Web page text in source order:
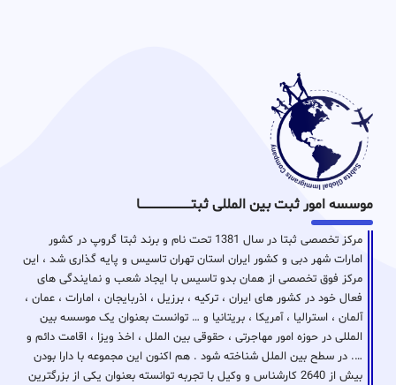
موسسه امور ثبت بین المللی ثبتـــــــــــــــــــــــــــــا
مرکز تخصصی ثبتا در سال 1381 تحت نام و برند ثبتا گروپ در کشور
امارات شهر دبی و کشور ایران استان تهران تاسیس و پایه گذاری شد ، این
مرکز فوق تخصصی از همان بدو تاسیس با ایجاد شعب و نمایندگی های
فعال خود در کشور های ایران ، ترکیه ، برزیل ، اذربایجان ، امارات ، عمان ،
آلمان ، استرالیا ، آمریکا ، بریتانیا و … توانست بعنوان یک موسسه بین
المللی در حوزه امور مهاجرتی ، حقوقی بین الملل ، اخذ ویزا ، اقامت دائم و
…. در سطح بین الملل شناخته شود . هم اکنون این مجموعه با دارا بودن
بیش از 2640 کارشناس و وکیل با تجربه توانسته بعنوان یکی از بزرگترین